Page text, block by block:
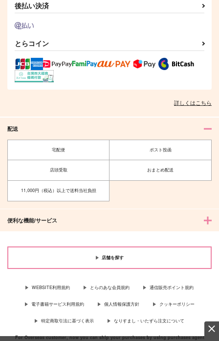
作品詳細 作品詳細 作品詳細
猗窩座×恋雪 猗窩座
後払い決済
とらコイン
詳しくはこちら
配送
宅配便 ポスト投函
店頭受取 おまとめ配送
11,000円（税込）以上で送料当社負担
便利な機能/サービス
店舗を探す
WEBSITE利用規約 とらのあな会員規約 通信販売ポイント規約
電子書籍サービス利用規約 個人情報保護方針 クッキーポリシー
特定商取引法に基づく表示 なりすまし・いたずら注文について
For Overseas customer, now you can ship your purchases by using purchases agent